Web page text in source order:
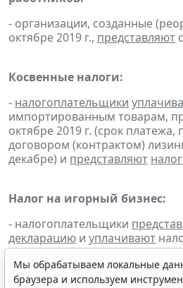
- организации, созданные
октябре 2019 г., представляют
Косвенные налоги:
- налогоплательщики
импортированным товарам,
октябре 2019 г. (срок
договором (контрактом)
декабре) и представляют
Налог на игорный бизнес:
- налогоплательщики
декларацию и уплачивают
Сбор за пользование
Мы обрабатываем локальные
браузера и используем